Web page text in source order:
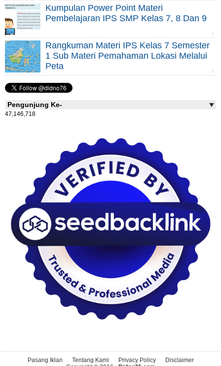
Kumpulan Power Point Materi
Pembelajaran IPS SMP Kelas 7, 8 Dan 9
Rangkuman Materi IPS Kelas 7 Semester
1 Sub Materi Pemahaman Lokasi Melalui
Peta
Pengunjung Ke-
47,146,718
Pasang Iklan Tentang Kami Privacy Policy
Disclaimer